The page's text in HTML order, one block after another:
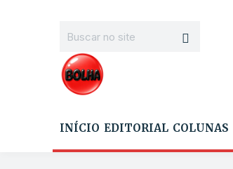
INÍCIO EDITORIAL COLUNAS